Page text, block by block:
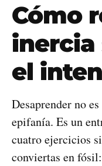
Cómo
inercia
el
Desaprender no
epifanía. Es un
cuatro ejercicios
conviertas en fósil: